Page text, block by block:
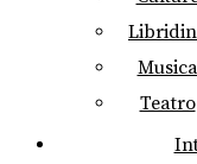
Musica
Teatro